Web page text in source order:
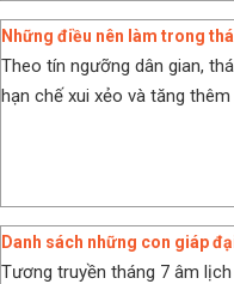
Những điều nên làm trong
Theo tín ngưỡng dân gian,
hạn chế xui xẻo và tăng
Danh sách những con giáp
Tương truyền tháng 7 âm